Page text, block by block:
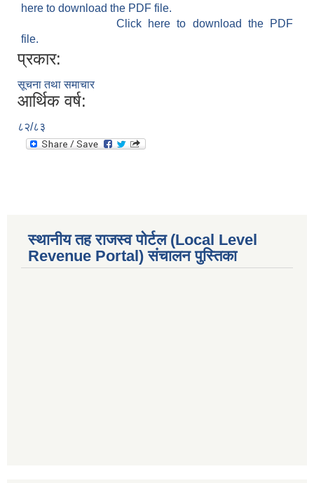
here to download the PDF file.
Click here to download the PDF
file.
प्रकार:
सूचना तथा समाचार
आर्थिक वर्ष:
८२/८३
स्थानीय तह राजस्व पोर्टल (Local Level
Revenue Portal) संचालन पुस्तिका